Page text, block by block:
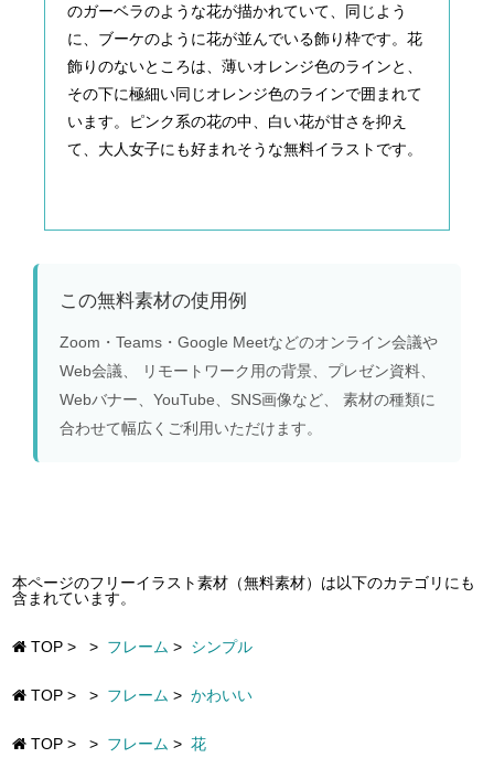
のガーベラのような花が描かれていて、同じよう
に、ブーケのように花が並んでいる飾り枠です。花
飾りのないところは、薄いオレンジ色のラインと、
その下に極細い同じオレンジ色のラインで囲まれて
います。ピンク系の花の中、白い花が甘さを抑え
て、大人女子にも好まれそうな無料イラストです。
この無料素材の使用例
Zoom・Teams・Google Meetなどのオンライン会議や
Web会議、 リモートワーク用の背景、プレゼン資料、
Webバナー、YouTube、SNS画像など、 素材の種類に
合わせて幅広くご利用いただけます。
本ページのフリーイラスト素材（無料素材）は以下のカテゴリにも
含まれています。
TOP > > フレーム > シンプル
TOP > > フレーム > かわいい
TOP > > フレーム > 花